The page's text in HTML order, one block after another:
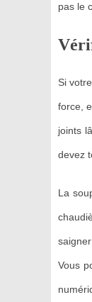
pas le
Si
force,
joints
devez
La
Vous